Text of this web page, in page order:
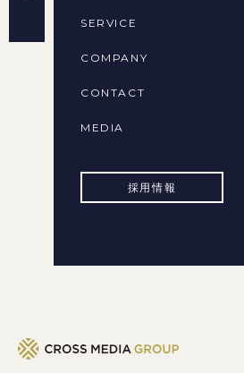
SERVICE
COMPANY
CONTACT
MEDIA
採用情報